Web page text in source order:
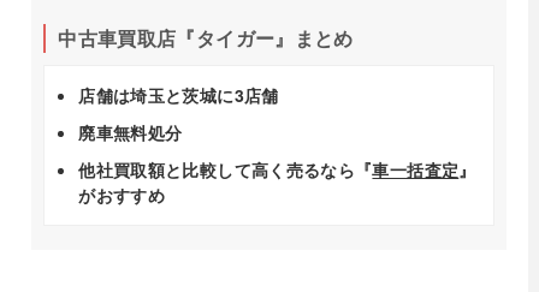
中古車買取店『タイガー』まとめ
店舗は埼玉と茨城に3店舗
廃車無料処分
他社買取額と比較して高く売るなら『車一括査定 』
がおすすめ